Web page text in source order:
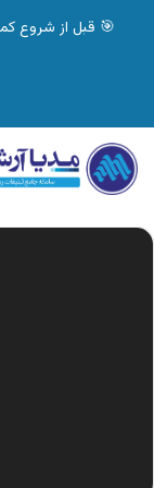
نمایشگر
ویدیو